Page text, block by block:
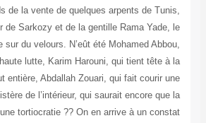
de la vente de quelques arpents de Tunis,
de Sarkozy et de la gentille Rama Yade, le
sur du velours. N’eût été Mohamed Abbou,
lutte, Karim Harouni, qui tient tête à la
entière, Abdallah Zouari, qui fait courir une
de l’intérieur, qui saurait encore que la
tortiocratie ?? On en arrive à un constat